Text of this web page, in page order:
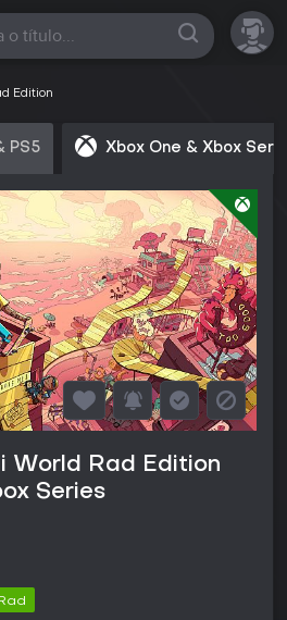
Edition
PS5 Xbox One & Xbox
World Rad Edition
Series
Rad